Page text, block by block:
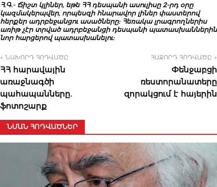
Հ.Գ.- Ճիշտ կլիներ, եթե ՀՀ դեսպանի ասուլիսը2-րդ օրը
կազմակերպվեր, որպեսզի հնարավոր լիներ փաստերով
հերքեր ադրբեջանցու ասածները: Հեռակա լրագրողներիս
առիթ չէր տրված ադրբեջանցի դեսպանի պատասխաններին
նոր հարցերով պատասխանելու:
← ՆԱԽՈՐԴ ՀՈԴՎԱԾԸ
ՀՀ հարավային
առաջնագծի
պահապանները.
ֆոտոշարք
ՀԱՋՈՐԴ ՀՈԴՎԱԾԸ →
Փենջաբցի
ռեստորանատերը
զորակցում է հայերին
ՆՄԱՆ ՀՈԴՎԱԾՆԵՐ